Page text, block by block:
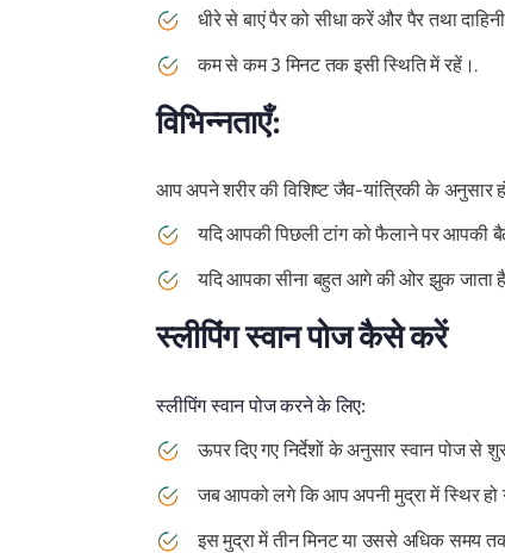
धीरे से बाएं पैर को सीधा करें और पैर तथा
कम से कम 3 मिनट तक इसी स्थिति में रहें।.
विभिन्नताएँ:
आप अपने शरीर की विशिष्ट जैव-यांत्रिकी के
यदि आपकी पिछली टांग को फैलाने पर आपकी
यदि आपका सीना बहुत आगे की ओर झुक जाता
स्लीपिंग स्वान पोज कैसे करें
स्लीपिंग स्वान पोज करने के लिए:
ऊपर दिए गए निर्देशों के अनुसार स्वान पोज से
जब आपको लगे कि आप अपनी मुद्रा में स्थिर
इस मुद्रा में तीन मिनट या उससे अधिक समय